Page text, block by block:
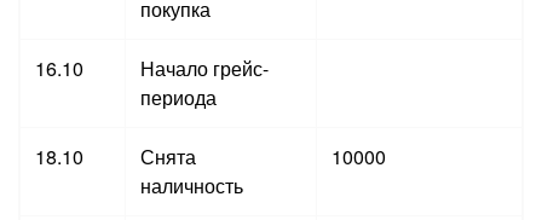
покупка
16.10
Начало грейс-
периода
18.10
Снята
наличность
10000